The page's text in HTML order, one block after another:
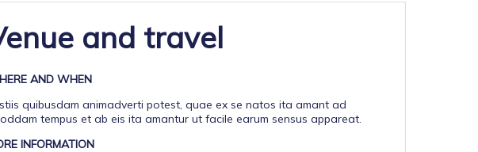
and travel
AND WHEN
quibusdam animadverti potest, quae ex se natos ita amant ad
tempus et ab eis ita amantur ut facile earum sensus appareat.
INFORMATION